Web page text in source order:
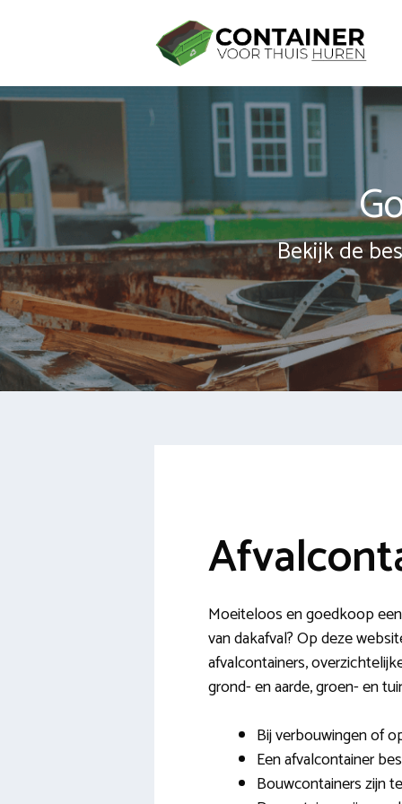
Bekijk de
Moeiteloos en goedkoop
van dakafval? Op deze
afvalcontainers,
grond- en aarde, groen- en
Bij verbouwingen of
Een afvalcontainer
Bouwcontainers zijn